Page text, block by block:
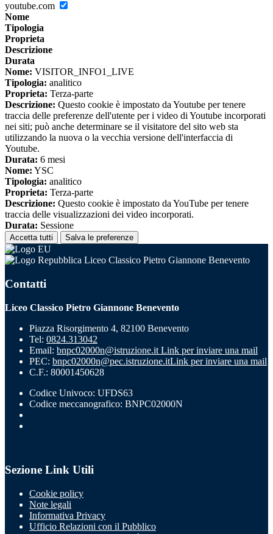
youtube.com
Nome
Tipologia
Proprieta
Descrizione
Durata
Nome: VISITOR_INFO1_LIVE
Tipologia: analitico
Proprieta: Terza-parte
Descrizione: Questo cookie è impostato da Youtube per tenere
traccia delle preferenze dell'utente per i video di Youtube incorporati
nei siti; può anche determinare se il visitatore del sito web sta
utilizzando la nuova o la vecchia versione dell'interfaccia di
Youtube.
Durata: 6 mesi
Nome: YSC
Tipologia: analitico
Proprieta: Terza-parte
Descrizione: Questo cookie è impostato da YouTube per tenere
traccia delle visualizzazioni dei video incorporati.
Durata: Sessione
Accetta tutti Salva le preferenze
Liceo Classico Pietro Giannone Benevento
Contatti
Liceo Classico Pietro Giannone Benevento
Piazza Risorgimento 4, 82100 Benevento
Tel: 0824.313042
Email: bnpc02000n@istruzione.it Link per inviare una mail
PEC: bnpc02000n@pec.istruzione.itLink per inviare una mail
C.F.: 80001450628
Codice Univoco: UFDS63
Codice meccanografico: BNPC02000N
Sezione Link Utili
Cookie policy
Note legali
Informativa Privacy
Ufficio Relazioni con il Pubblico